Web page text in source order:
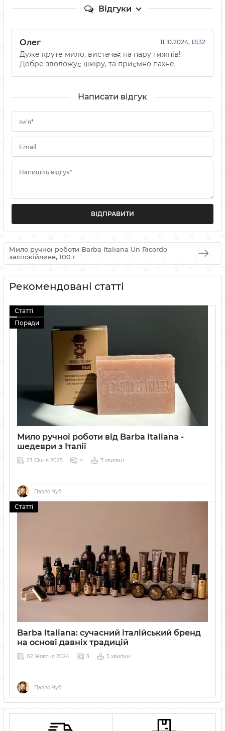
Відгуки
Олег 11.10.2024, 13:32
Дуже круте мило, вистачає на пару тижнів!
Добре зволожує шкіру, та приємно пахне.
Написати відгук
Ім'я*
Email
Напишіть відгук*
Мило ручної роботи Barba Italiana Un Ricordo
заспокійливе, 100 г
Рекомендовані статті
Статті
Поради
Мило ручної роботи від Barba Italiana -
шедеври з Італії
23 Січня 2025 4 7 хвилин
Павло Чуб
Статті
Barba Italiana: сучасний італійський бренд
на основі давніх традицій
02 Жовтня 2024 3 5 хвилин
Павло Чуб